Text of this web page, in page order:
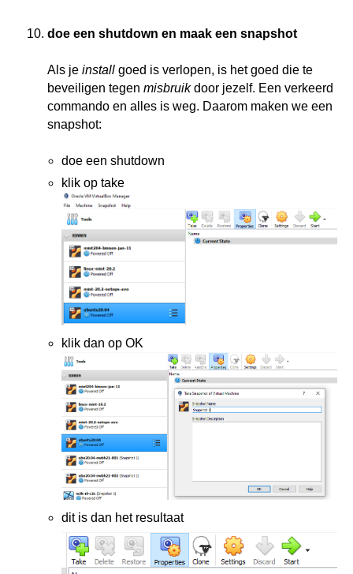
doe een shutdown en maak een snapshot
Als je install goed is verlopen, is het goed die te
beveiligen tegen misbruikdoor jezelf. Een verkeerd
commando en alles is weg. Daarom maken we een
snapshot:
doe een shutdown
klik op take
klik dan op OK
dit is dan het resultaat